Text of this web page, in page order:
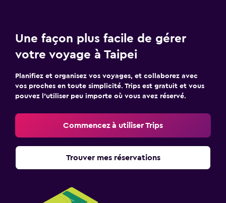
Une façon plus facile de gérer
votre voyage à Taipei
Planifiez et organisez vos voyages, et collaborez avec
vos proches en toute simplicité. Trips est gratuit et vous
pouvez l’utiliser peu importe où vous avez réservé.
Commencez à utiliser Trips
Trouver mes réservations